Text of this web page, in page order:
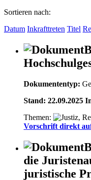
Sortieren nach:
Datum Inkrafttreten Titel
Dokumententyp:
Stand: 22.09.2025
Themen:
Vorschrift direkt
die
juristische